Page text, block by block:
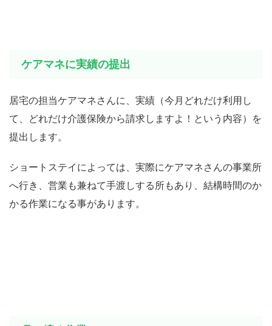
ケアマネに実績の提出
居宅の担当ケアマネさんに、実績（今月どれだけ利用し
て、どれだけ介護保険から請求しますよ！という内容）を
提出します。
ショートステイによっては、実際にケアマネさんの事業所
へ行き、営業も兼ねて手渡しする所もあり、結構時間のか
かる作業になる事があります。